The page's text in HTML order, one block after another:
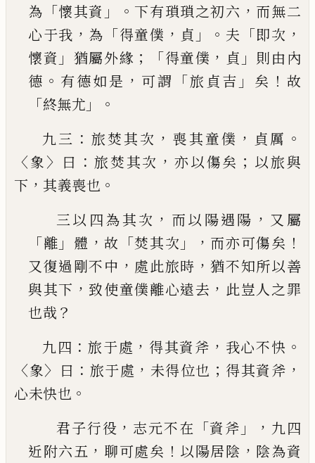
為 「懷其資 」。 下有瑣瑣之初六 ， 而無二
心于我 ， 為 「得童僕 ， 貞 」。 夫 「即次 ，
懷資 」 猶屬外緣 ；「得童僕 ， 貞 」 則由內
德 。 有德如是 ， 可謂 「旅貞吉 」 矣 ！ 故
「終無尤 」。
九三 ： 旅焚其次 ， 喪其童僕 ， 貞厲 。
〈象〉 曰 ： 旅焚其次 ， 亦以傷矣 ； 以旅與
下 ， 其義喪也 。
三以四為其次 ， 而以陽遇陽 ， 又屬
「離 」 體 ，故 「焚其次 」， 而亦可傷矣 ！
又復過剛不中 ， 處此旅時 ，猶不知所以善
與其下 ， 致使童僕離心遠去 ， 此豈人之罪
也哉 ？
九四 ：旅于處 ， 得其資斧 ， 我心不快 。
〈象〉 曰 ： 旅于處 ， 未得位也 ； 得其資斧 ，
心未快也 。
君子行役 ， 志元不在 「資斧 」， 九四
近附六五 ， 聊可處矣 ！ 以陽居陰 ， 陰為資